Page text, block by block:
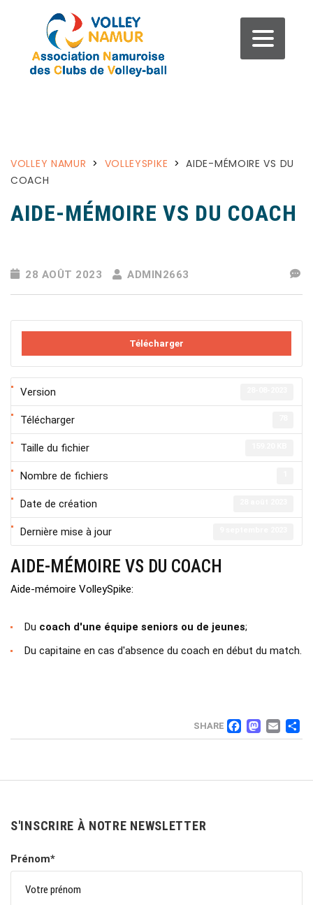
VOLLEY NAMUR > VOLLEYSPIKE > AIDE-MÉMOIRE VS DU
COACH
AIDE-MÉMOIRE VS DU COACH
28 AOÛT 2023 ADMIN2663
Télécharger
Version
Télécharger
Taille du fichier
Nombre de fichiers
Date de création
Dernière mise à jour
AIDE-MÉMOIRE VS DU COACH
Aide-mémoire VolleySpike:
Du coach d'une équipe seniors ou de jeunes;
Du capitaine en cas d'absence du coach en début du match.
SHARE
S'INSCRIRE À NOTRE NEWSLETTER
Prénom*